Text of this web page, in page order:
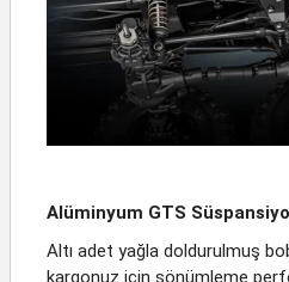
Alüminyum GTS
Altı adet yağla doldurulmuş
kargonuz için sönümleme